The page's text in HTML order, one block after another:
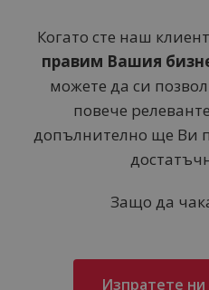
Когато сте наш
правим Вашия
можете да си
повече
допълнително ще Ви
Защо да
Изпратете ни